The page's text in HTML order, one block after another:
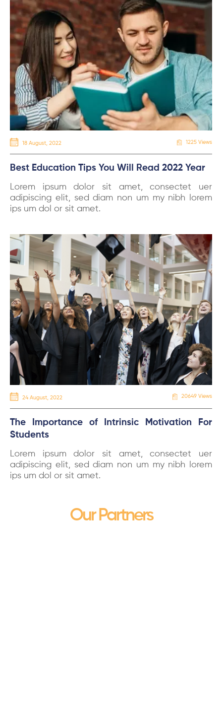
18 August, 2022 1225 Views
Best Education Tips You Will Read 2022 Year
Lorem ipsum dolor sit amet, consectet uer
adipiscing elit, sed diam non um my nibh lorem
ips um dol or sit amet.
24 August, 2022 20649 Views
The Importance of Intrinsic Motivation For
Students
Lorem ipsum dolor sit amet, consectet uer
adipiscing elit, sed diam non um my nibh lorem
ips um dol or sit amet.
Our Partners